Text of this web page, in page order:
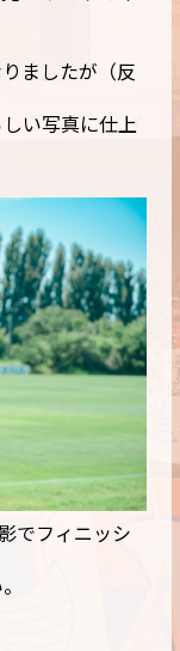
ましたが（反
い写真に仕上
でフィニッシ